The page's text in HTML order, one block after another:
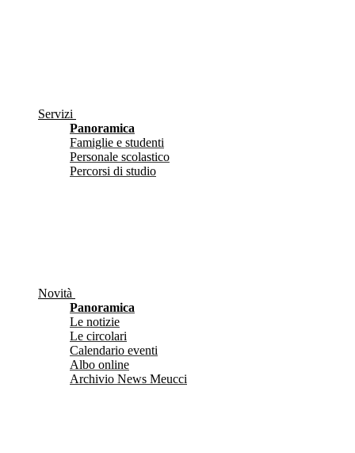
Servizi
Panoramica
Famiglie e studenti
Personale scolastico
Percorsi di studio
Novità
Panoramica
Le notizie
Le circolari
Calendario eventi
Albo online
Archivio News Meucci